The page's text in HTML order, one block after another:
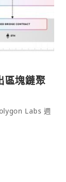
區塊鏈聚
Labs 週